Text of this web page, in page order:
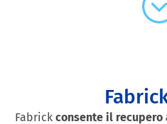
Fabrick consente il